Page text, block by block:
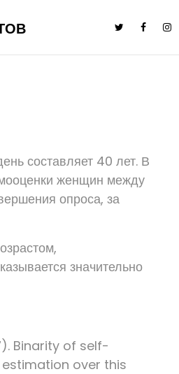
составляет 40 лет. В
женщин между
опроса, за
значительно
Binarity of self-
over this